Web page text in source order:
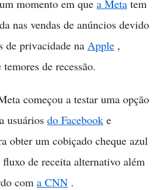
momento em que a Meta tem
nas vendas de anúncios devido
de privacidade na Apple ,
de recessão.
começou a testar uma opção
usuários do Facebook e
obter um cobiçado cheque azul
de receita alternativo além
com a CNN .